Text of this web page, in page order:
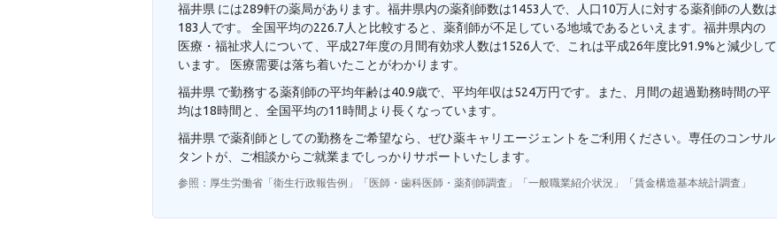
福井県 には289軒の薬局があります。福井県内の薬剤師数は1453人で、人口10万人に対する薬剤師の人数は
183人です。 全国平均の226.7人と比較すると、薬剤師が不足している地域であるといえます。福井県内の
医療・福祉求人について、平成27年度の月間有効求人数は1526人で、これは平成26年度比91.9%と減少して
います。 医療需要は落ち着いたことがわかります。
福井県 で勤務する薬剤師の平均年齢は40.9歳で、平均年収は524万円です。また、月間の超過勤務時間の平
均は18時間と、全国平均の11時間より長くなっています。
福井県 で薬剤師としての勤務をご希望なら、ぜひ薬キャリエージェントをご利用ください。専任のコンサル
タントが、ご相談からご就業までしっかりサポートいたします。
参照：厚生労働省「衛生行政報告例」「医師・歯科医師・薬剤師調査」「一般職業紹介状況」「賃金構造基本統計調査」